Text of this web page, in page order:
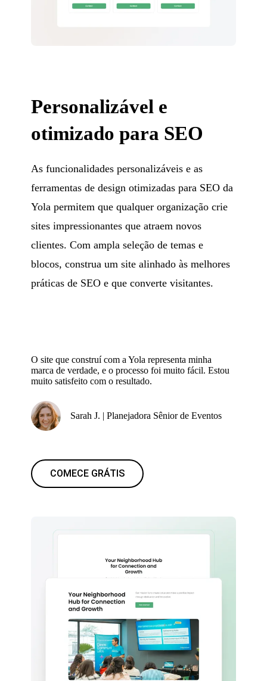
Personalizável e
otimizado para SEO
As funcionalidades personalizáveis e as
ferramentas de design otimizadas para SEO da
Yola permitem que qualquer organização crie
sites impressionantes que atraem novos
clientes. Com ampla seleção de temas e
blocos, construa um site alinhado às melhores
práticas de SEO e que converte visitantes.
O site que construí com a Yola representa minha
marca de verdade, e o processo foi muito fácil. Estou
muito satisfeito com o resultado.
Sarah J. | Planejadora Sênior de Eventos
COMECE GRÁTIS